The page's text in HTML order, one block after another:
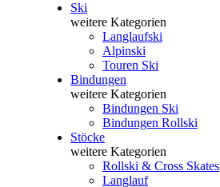
Ski
weitere Kategorien
Langlaufski
Alpinski
Touren Ski
Bindungen
weitere Kategorien
Bindungen Ski
Bindungen Rollski
Stöcke
weitere Kategorien
Rollski & Cross Skates
Langlauf